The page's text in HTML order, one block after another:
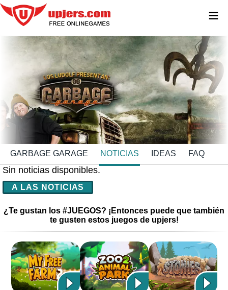
GARBAGE GARAGE NOTICIAS IDEAS FAQ
Sin noticias disponibles.
A LAS NOTICIAS
¿Te gustan los #JUEGOS? ¡Entonces puede que también
te gusten estos juegos de upjers!
≡